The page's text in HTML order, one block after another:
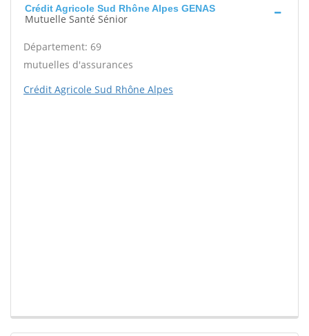
Crédit Agricole Sud Rhône Alpes GENAS
Mutuelle Santé Sénior
Département: 69
mutuelles d'assurances
Crédit Agricole Sud Rhône Alpes